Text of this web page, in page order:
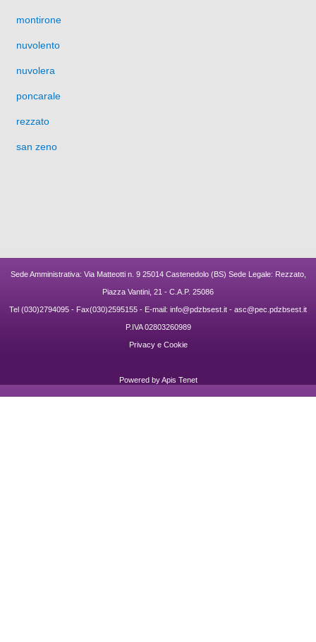
montirone
nuvolento
nuvolera
poncarale
rezzato
san zeno
Sede Amministrativa: Via Matteotti n. 9 25014 Castenedolo (BS) Sede Legale: Rezzato,
Piazza Vantini, 21 - C.A.P. 25086
Tel (030)2794095 - Fax(030)2595155 - E-mail: info@pdzbsest.it - asc@pec.pdzbsest.it
P.IVA 02803260989
Privacy e Cookie
Powered byApis Tenet